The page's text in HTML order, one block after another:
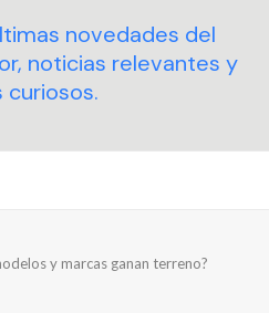
novedades del
noticias relevantes y
curiosos.
y marcas ganan terreno?